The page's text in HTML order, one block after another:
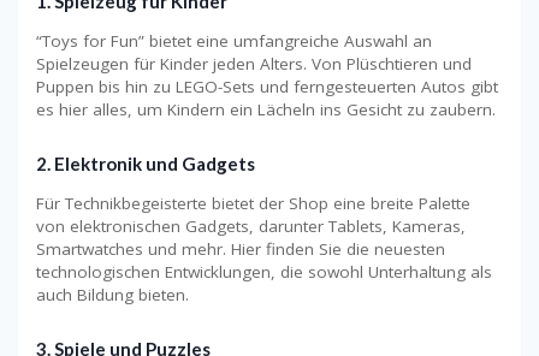
“Toys for Fun” bietet eine umfangreiche Auswahl an
Spielzeugen für Kinder jeden Alters. Von Plüschtieren und
Puppen bis hin zu LEGO-Sets und ferngesteuerten Autos gibt
es hier alles, um Kindern ein Lächeln ins Gesicht zu zaubern.
2. Elektronik und Gadgets
Für Technikbegeisterte bietet der Shop eine breite Palette
von elektronischen Gadgets, darunter Tablets, Kameras,
Smartwatches und mehr. Hier finden Sie die neuesten
technologischen Entwicklungen, die sowohl Unterhaltung als
auch Bildung bieten.
3. Spiele und Puzzles